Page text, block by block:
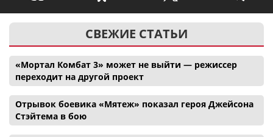
СВЕЖИЕ СТАТЬИ
«Мортал Комбат 3» может не выйти — режиссер
переходит на другой проект
Отрывок боевика «Мятеж» показал героя Джейсона
Стэйтема в бою